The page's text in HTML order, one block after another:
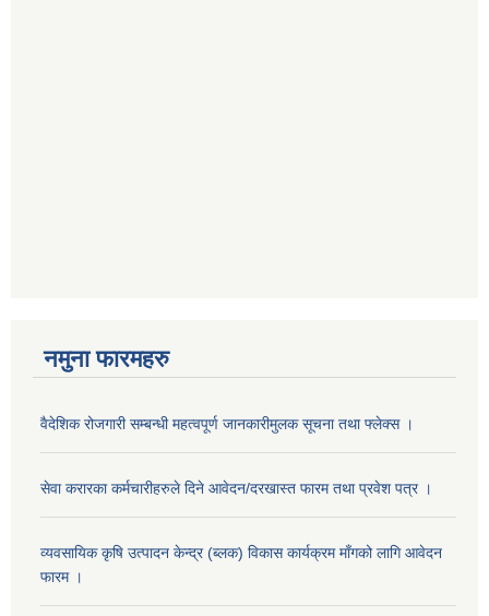
नमुना फारमहरु
वैदेशिक रोजगारी सम्बन्धी महत्वपूर्ण जानकारीमुलक सूचना तथा फ्लेक्स ।
सेवा करारका कर्मचारीहरुले दिने आवेदन/दरखास्त फारम तथा प्रवेश पत्र ।
व्यवसायिक कृषि उत्पादन केन्द्र (ब्लक) विकास कार्यक्रम माँगको लागि आवेदन
फारम ।